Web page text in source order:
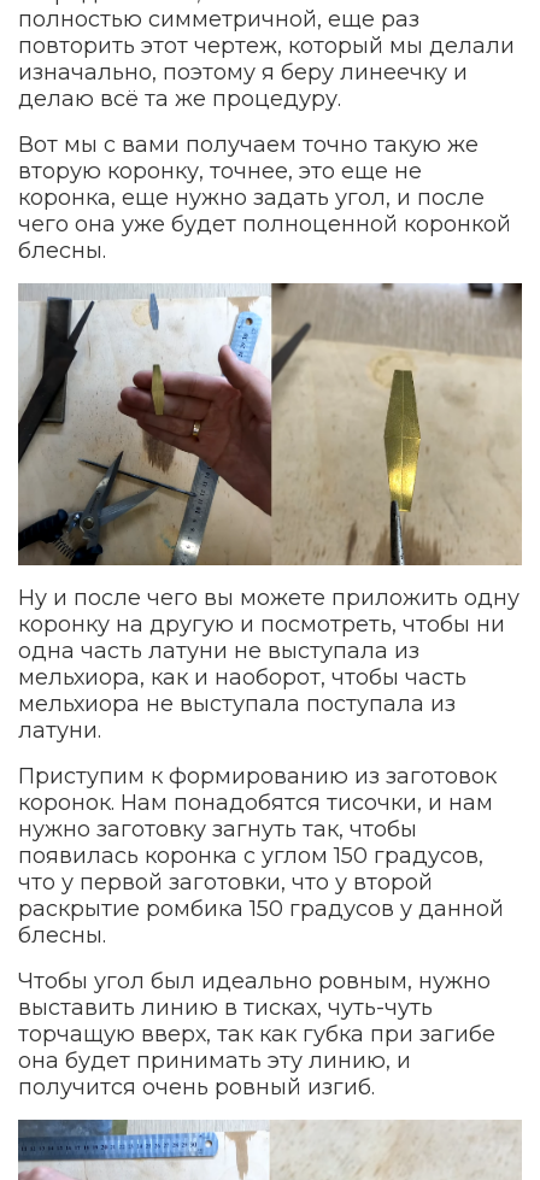
полностью симметричной, еще раз
повторить этот чертеж, который мы делали
изначально, поэтому я беру линеечку и
делаю всё та же процедуру.
Вот мы с вами получаем точно такую же
вторую коронку, точнее, это еще не
коронка, еще нужно задать угол, и после
чего она уже будет полноценной коронкой
блесны.
Ну и после чего вы можете приложить одну
коронку на другую и посмотреть, чтобы ни
одна часть латуни не выступала из
мельхиора, как и наоборот, чтобы часть
мельхиора не выступала поступала из
латуни.
Приступим к формированию из заготовок
коронок. Нам понадобятся тисочки, и нам
нужно заготовку загнуть так, чтобы
появилась коронка с углом 150 градусов,
что у первой заготовки, что у второй
раскрытие ромбика 150 градусов у данной
блесны.
Чтобы угол был идеально ровным, нужно
выставить линию в тисках, чуть-чуть
торчащую вверх, так как губка при загибе
она будет принимать эту линию, и
получится очень ровный изгиб.